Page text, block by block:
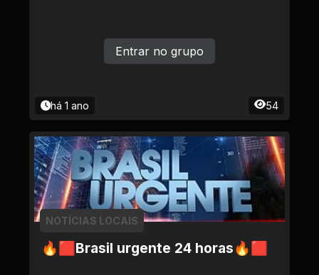
há 1 ano 54
Entrar no grupo
🔥🟥Brasil urgente 24 horas🔥🟥
NOTÍCIAS LOCAIS